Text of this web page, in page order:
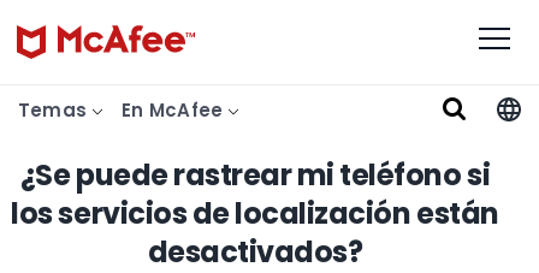
Temas En McAfee
¿Se puede rastrear mi teléfono si
los servicios de localización están
desactivados?